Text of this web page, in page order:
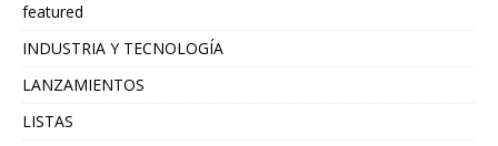
featured
INDUSTRIA Y TECNOLOGÍA
LANZAMIENTOS
LISTAS